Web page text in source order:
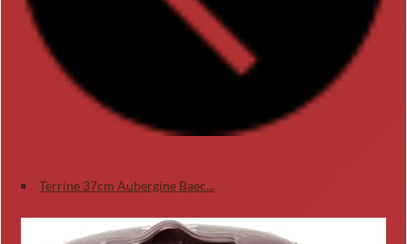
Terrine 37cm Aubergine Baec...